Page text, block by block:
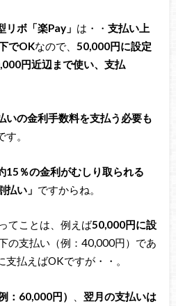
リボ「楽Pay」 は・・ 支払い上
でOKなので、 50,000円に設定
円近辺まで使い、支払
いの金利手数料を支払う必要も
。
15％の金利がむしり取られる
払い」 ですからね。
てことは、例えば50,000円に設
の支払い（例：40,000円）であ
払えばOKですが・・。
：60,000円） 翌月の支払いは